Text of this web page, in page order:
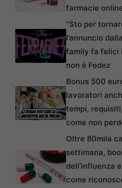
farmacie
“Sto per
l’annuncio
family fa felici
non è Fedez
Bonus 500
lavoratori
tempi,
come non
Oltre 80mila
settimana,
dell’influenza
come